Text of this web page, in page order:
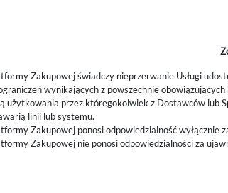
Zakupowej świadczy nieprzerwanie Usługi
wynikających z powszechnie
użytkowania przez któregokolwiek z Dostawców lub
linii lub systemu.
Zakupowej ponosi odpowiedzialność wyłącznie
Zakupowej nie ponosi odpowiedzialności za